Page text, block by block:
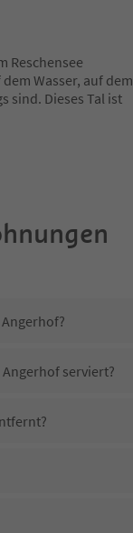
Reschensee
Wasser, auf dem
sind. Dieses Tal ist
serviert?